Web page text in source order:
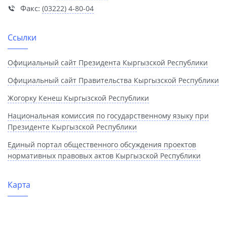
Факс: (03222) 4-80-04
Ссылки
Официальный сайт Президента Кыргызской Республики
Официальный сайт Правительства Кыргызской Республики
Жогорку Кенеш Кыргызской Республики
Национальная комиссия по государственному языку при
Президенте Кыргызской Республики
Единый портал общественного обсуждения проектов
нормативных правовых актов Кыргызской Республики
Карта